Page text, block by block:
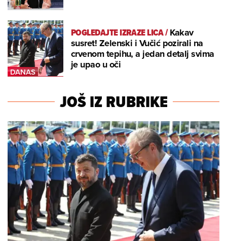
POGLEDAJTE IZRAZE LICA/Kakav
susret! Zelenski i Vučić pozirali na
crvenom tepihu, a jedan detalj svima
je upao u oči
JOŠ IZ RUBRIKE